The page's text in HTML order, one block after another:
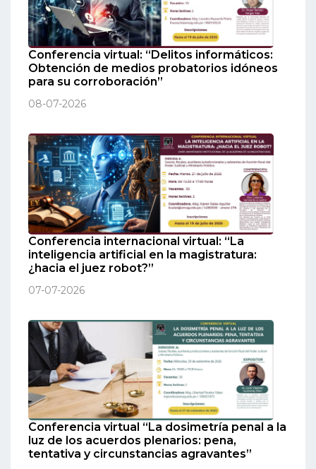
Conferencia virtual: “Delitos informáticos:
Obtención de medios probatorios idóneos
para su corroboración”
08-07-2026
Conferencia internacional virtual: “La
inteligencia artificial en la magistratura:
¿hacia el juez robot?”
07-07-2026
Conferencia virtual “La dosimetría penal a la
luz de los acuerdos plenarios: pena,
tentativa y circunstancias agravantes”